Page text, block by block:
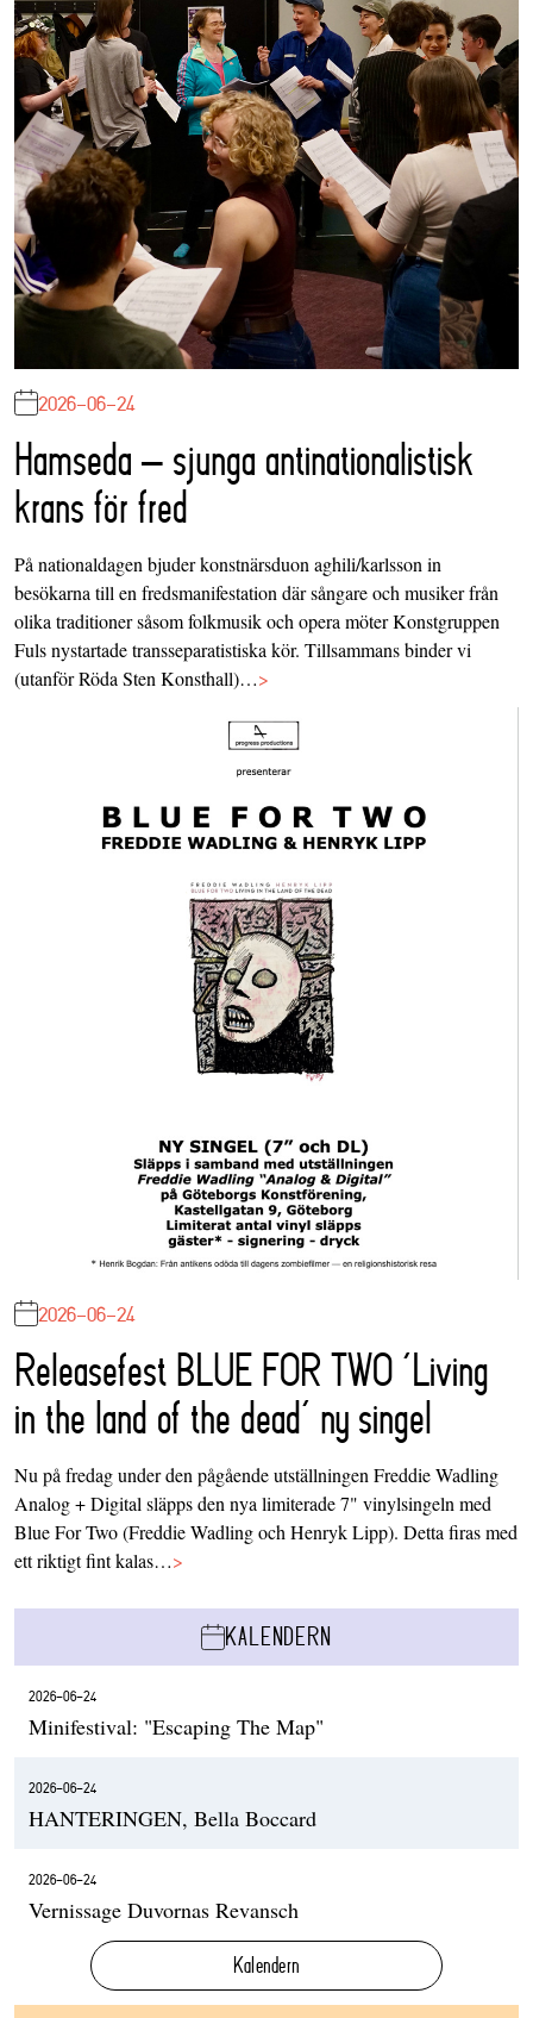
2026-06-24
Hamseda – sjunga antinationalistisk
krans för fred
På nationaldagen bjuder konstnärsduon aghili/karlsson in
besökarna till en fredsmanifestation där sångare och musiker från
olika traditioner såsom folkmusik och opera möter Konstgruppen
Fuls nystartade transseparatistiska kör. Tillsammans binder vi
(utanför Röda Sten Konsthall)…>
2026-06-24
Releasefest BLUE FOR TWO ‘Living
in the land of the dead’ ny singel
Nu på fredag under den pågående utställningen Freddie Wadling
Analog + Digital släpps den nya limiterade 7" vinylsingeln med
Blue For Two (Freddie Wadling och Henryk Lipp). Detta firas med
ett riktigt fint kalas…>
KALENDERN
2026-06-24
Minifestival: "Escaping The Map"
2026-06-24
HANTERINGEN, Bella Boccard
2026-06-24
Vernissage Duvornas Revansch
Kalendern